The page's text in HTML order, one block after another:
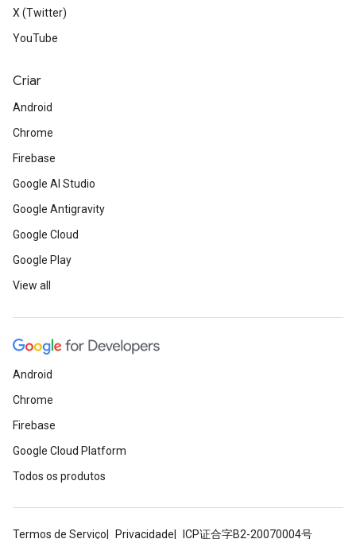
X (Twitter)
YouTube
Criar
Android
Chrome
Firebase
Google AI Studio
Google Antigravity
Google Cloud
Google Play
View all
Android
Chrome
Firebase
Google Cloud Platform
Todos os produtos
Termos de Serviço Privacidade ICP证合字B2-20070004号